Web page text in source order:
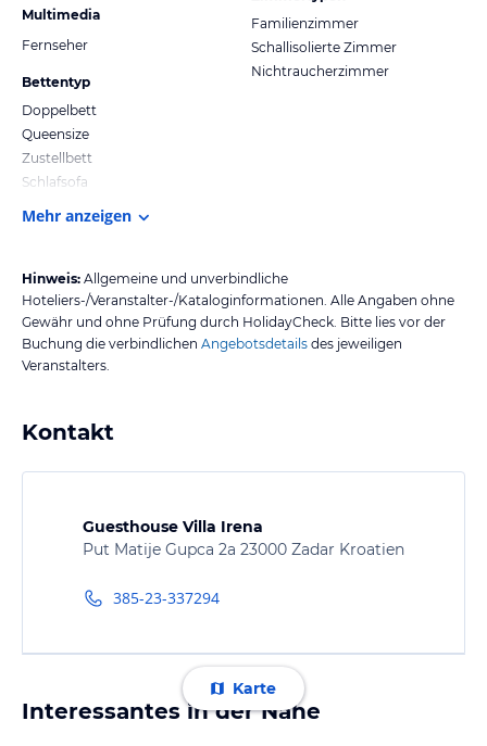
Multimedia
Fernseher
Bettentyp
Doppelbett
Queensize
Zustellbett
Schlafsofa
Familienzimmer
Schallisolierte Zimmer
Nichtraucherzimmer
Mehr anzeigen
Hinweis: Allgemeine und unverbindliche
Hoteliers-/Veranstalter-/Kataloginformationen. Alle Angaben ohne
Gewähr und ohne Prüfung durch HolidayCheck. Bitte lies vor der
Buchung die verbindlichen Angebotsdetails des jeweiligen
Veranstalters.
Kontakt
Guesthouse Villa Irena
Put Matije Gupca 2a 23000 Zadar Kroatien
385-23-337294
Karte
Interessantes in der Nähe